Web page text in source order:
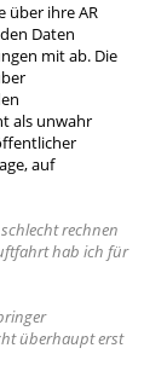
über ihre AR
Daten
mit ab. Die
als unwahr
auf
rechnen
hab ich für
überhaupt erst